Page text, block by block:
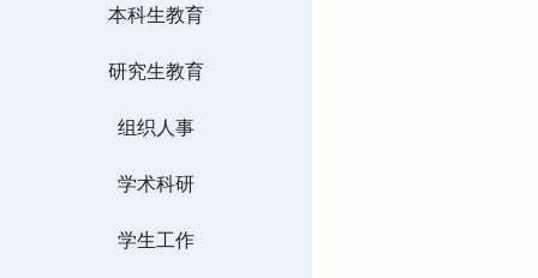
本科生教育
研究生教育
组织人事
学术科研
学生工作